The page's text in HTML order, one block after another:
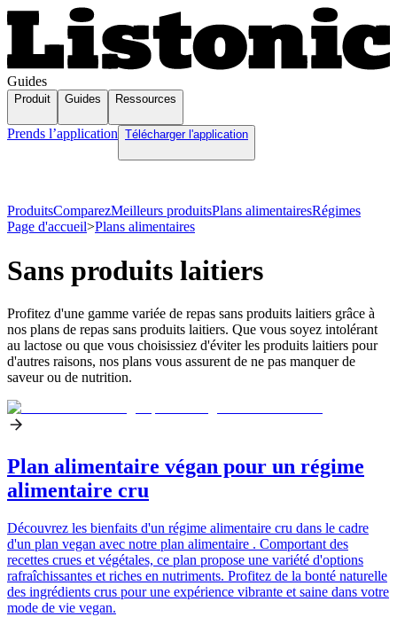
Guides
Produit Guides Ressources
Prends l’application Télécharger l'application
ProduitsComparezMeilleurs produitsPlans alimentairesRégimes
Page d'accueil>Plans alimentaires
Sans produits laitiers
Profitez d'une gamme variée de repas sans produits laitiers grâce à
nos plans de repas sans produits laitiers. Que vous soyez intolérant
au lactose ou que vous choisissiez d'éviter les produits laitiers pour
d'autres raisons, nos plans vous assurent de ne pas manquer de
saveur ou de nutrition.
Plan alimentaire végan pour un régime
alimentaire cru
Découvrez les bienfaits d'un régime alimentaire cru dans le cadre
d'un plan vegan avec notre plan alimentaire . Comportant des
recettes crues et végétales, ce plan propose une variété d'options
rafraîchissantes et riches en nutriments. Profitez de la bonté naturelle
des ingrédients crus pour une expérience vibrante et saine dans votre
mode de vie vegan.